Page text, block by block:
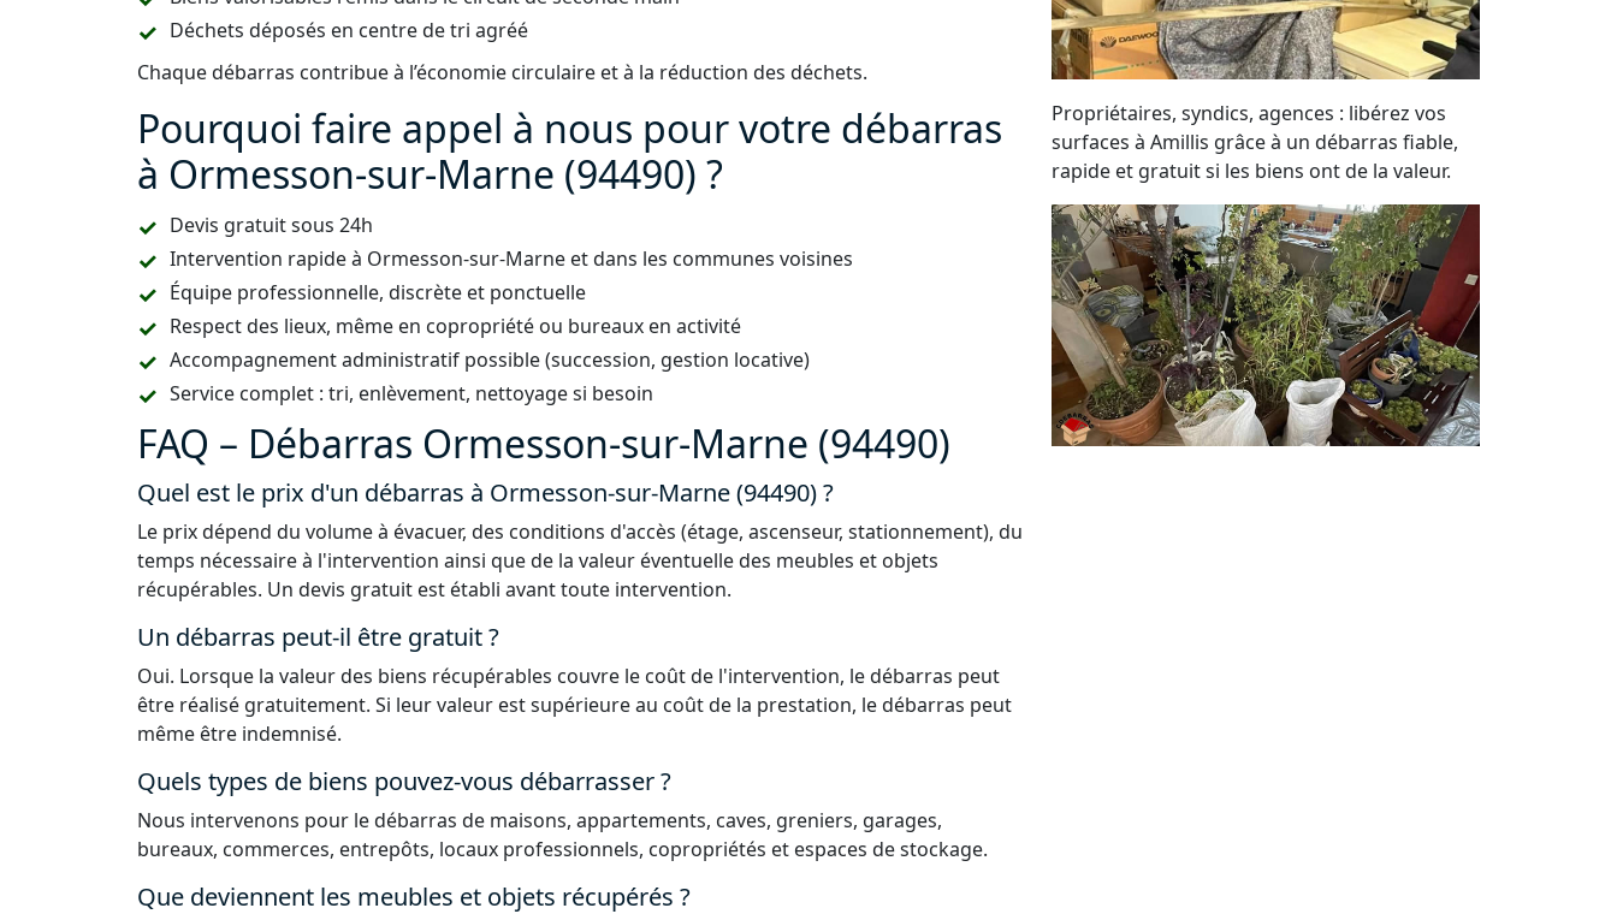
Déchets déposés en centre de tri agréé
Chaque débarras contribue à l’économie circulaire et à la réduction des déchets.
Pourquoi faire appel à nous pour votre débarras
à Ormesson-sur-Marne (94490) ?
Devis gratuit sous 24h
Intervention rapide à Ormesson-sur-Marne et dans les communes voisines
Équipe professionnelle, discrète et ponctuelle
Respect des lieux, même en copropriété ou bureaux en activité
Accompagnement administratif possible (succession, gestion locative)
Service complet : tri, enlèvement, nettoyage si besoin
FAQ – Débarras Ormesson-sur-Marne (94490)
Quel est le prix d'un débarras à Ormesson-sur-Marne (94490) ?
Le prix dépend du volume à évacuer, des conditions d'accès (étage, ascenseur, stationnement), du
temps nécessaire à l'intervention ainsi que de la valeur éventuelle des meubles et objets
récupérables. Un devis gratuit est établi avant toute intervention.
Un débarras peut-il être gratuit ?
Oui. Lorsque la valeur des biens récupérables couvre le coût de l'intervention, le débarras peut
être réalisé gratuitement. Si leur valeur est supérieure au coût de la prestation, le débarras peut
même être indemnisé.
Quels types de biens pouvez-vous débarrasser ?
Nous intervenons pour le débarras de maisons, appartements, caves, greniers, garages,
bureaux, commerces, entrepôts, locaux professionnels, copropriétés et espaces de stockage.
Que deviennent les meubles et objets récupérés ?
Propriétaires, syndics, agences : libérez vos
surfaces à Amillis grâce à un débarras fiable,
rapide et gratuit si les biens ont de la valeur.